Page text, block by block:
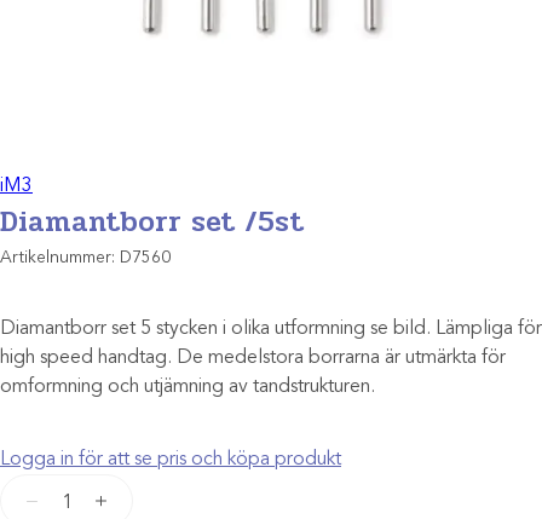
iM3
Diamantborr set /5st
Artikelnummer: D7560
Diamantborr set 5 stycken i olika utformning se bild. Lämpliga för
high speed handtag. De medelstora borrarna är utmärkta för
omformning och utjämning av tandstrukturen.
Logga in för att se pris och köpa produkt
Diamantborr+